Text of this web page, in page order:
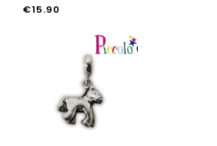
€15.90